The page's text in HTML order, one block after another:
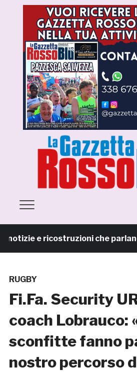
e ricostruzioni che parlano di
RUGBY
Fi.Fa. Security
coach Lobrauco:
sconfitte fanno
nostro percorso